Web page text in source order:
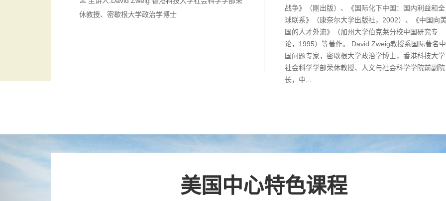
休教授、密歇根大学政治学博士
战争》（刚出版）、《国际化下中国：国内利益和全
球联系》（康奈尔大学出版社，2002）、《中国向
国的人才外流》（加州大学伯克莱分校中国研究专
论，1995）等著作。 David Zweig教授系国际著名中
国问题专家，密歇根大学政治学博士，香港科技大学
社会科学学部荣休教授、人文与社会科学学院前副院
长，中...
美国中心特色课程